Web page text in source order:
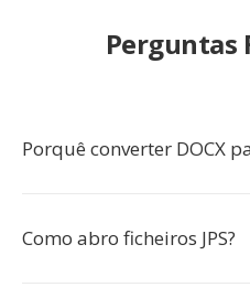
Perguntas
Porquê converter DOCX
Como abro ficheiros JPS?